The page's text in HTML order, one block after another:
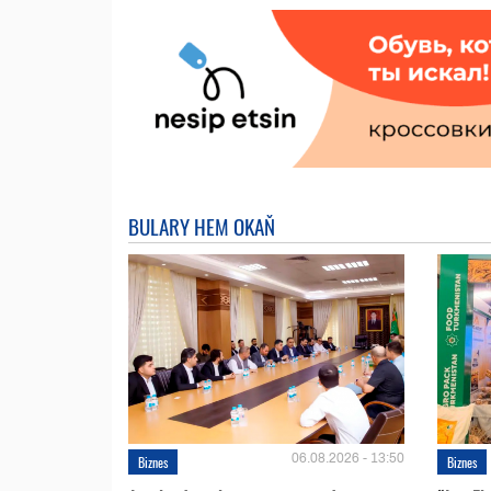
BULARY HEM OKAŇ
Biznes 06.08.2026 - 13:50 Biznes